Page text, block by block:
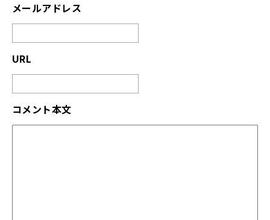
メールアドレス
URL
コメント本文